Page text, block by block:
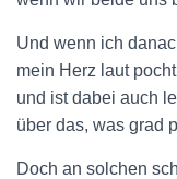
Und wenn ich
mein Herz laut
und ist dabei auch
über das, was grad
Doch an solchen